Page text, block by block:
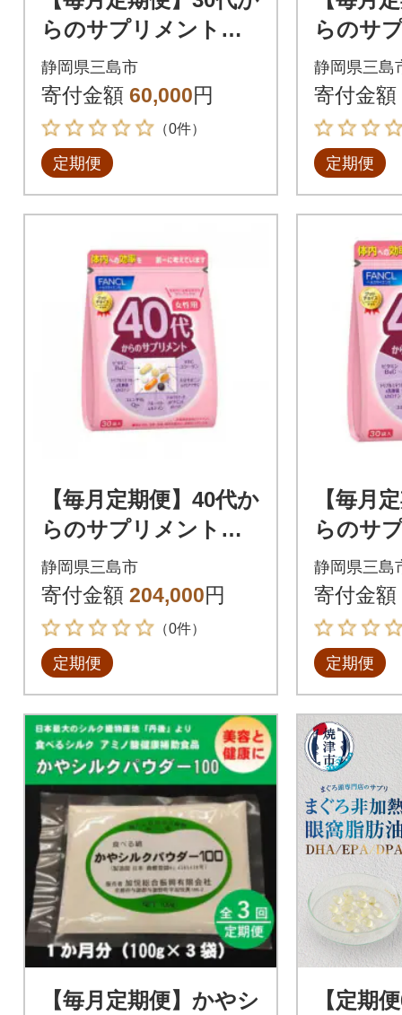
らのサプリメント女
性用(6ヵ月連続お届
け)全6回
静岡県三島市
寄付金額 60,000円
（0件）
定期便
らのサ
性用(12
け)全12
静岡県三島
寄付金額
定期便
【毎月定期便】40代か
らのサプリメント女
性用(12ヵ月連続お届
け)全12回
静岡県三島市
寄付金額 204,000円
（0件）
定期便
【毎月
らのサ
性用(6
け)全6回
静岡県三島
寄付金額
定期便
【毎月定期便】かやシ
【定期